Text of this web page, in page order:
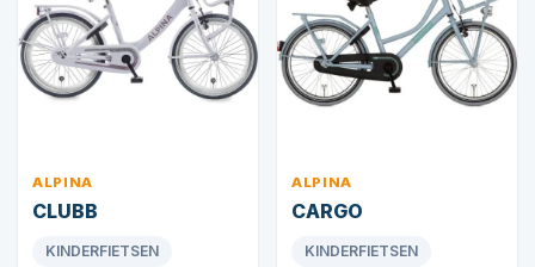
ALPINA
CLUBB
KINDERFIETSEN
ALPINA
CARGO
KINDERFIETSEN